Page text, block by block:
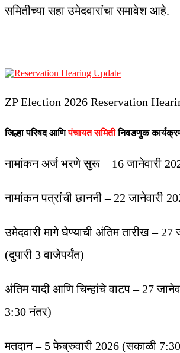
समितीच्या सहा उमेदवारांचा समावेश आहे.
ZP Election 2026 Reservation
जिल्हा परिषद आणिपंचायत समितीनिवडणुक
नामांकन अर्ज भरणे सुरू – 16 जानेवारी
नामांकन पत्रांची छाननी – 22 जानेवारी
उमेदवारी मागे घेण्याची अंतिम तारीख – 27
(दुपारी 3 वाजेपर्यंत)
अंतिम यादी आणि चिन्हांचे वाटप – 27
3:30 नंतर)
मतदान – 5 फेब्रुवारी 2026 (सकाळी